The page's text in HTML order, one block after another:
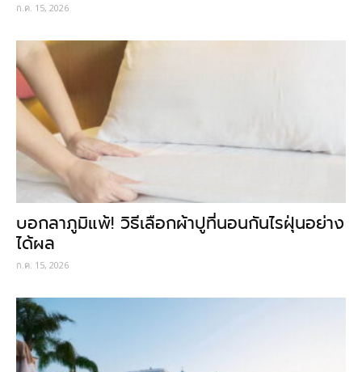
ก.ค. 15, 2026
บอกลาภูมิแพ้! วิธีเลือกผ้าปูที่นอนกันไรฝุ่นอย่าง
ได้ผล
ก.ค. 15, 2026